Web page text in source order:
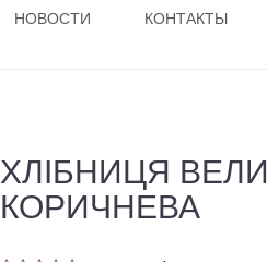
НОВОСТИ КОНТАКТЫ
ХЛІБНИЦЯ
КОРИЧНЕВА